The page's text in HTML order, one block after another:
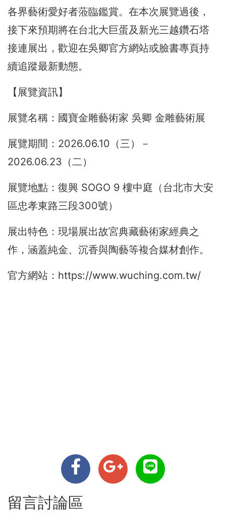
各界藝術愛好者蒞臨鑑賞。在本次展覽過後，
接下來預期將在台北大巨蛋及新光三越鑽石塔
接連展出，歡迎在吳卿官方網站或臉書專頁持
續追蹤最新動態。
【展覽資訊】
展覽名稱：國寶金雕藝術家 吳卿 金雕藝術展
展覽期間：2026.06.10（三）－
2026.06.23（二）
展覽地點：復興 SOGO 9 樓中庭（台北市大安
區忠孝東路三段300號）
展出特色：現場展出故宮典藏藝術家經典之
作，涵蓋純金、沉香與陶藝等複合媒材創作。
官方網站： https://www.wuching.com.tw/
留言討論區